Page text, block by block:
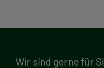
Wir sind gerne für